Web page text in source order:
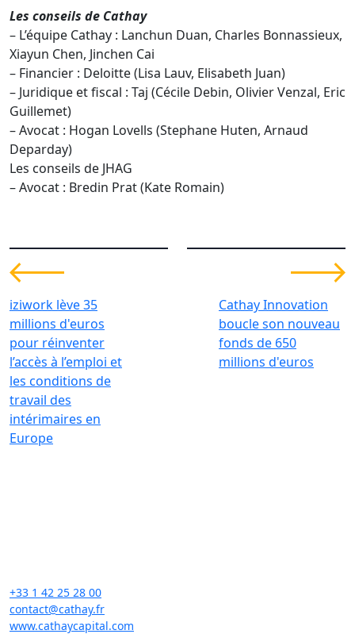
Les conseils de Cathay
– L’équipe Cathay : Lanchun Duan, Charles Bonnassieux,
Xiayun Chen, Jinchen Cai
– Financier : Deloitte (Lisa Lauv, Elisabeth Juan)
– Juridique et fiscal : Taj (Cécile Debin, Olivier Venzal, Eric
Guillemet)
– Avocat : Hogan Lovells (Stephane Huten, Arnaud
Deparday)
Les conseils de JHAG
– Avocat : Bredin Prat (Kate Romain)
iziwork lève 35
millions d'euros
pour réinventer
l’accès à l’emploi et
les conditions de
travail des
intérimaires en
Europe
Cathay Innovation
boucle son nouveau
fonds de 650
millions d'euros
+33 1 42 25 28 00
contact@cathay.fr
www.cathaycapital.com